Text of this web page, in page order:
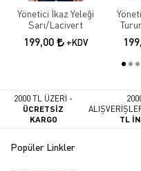
Yönetici İkaz Yeleği
Sarı/Lacivert
199,00 +KDV
2000 TL ÜZERİ -
ÜCRETSİZ
KARGO
TL
Popüler Linkler